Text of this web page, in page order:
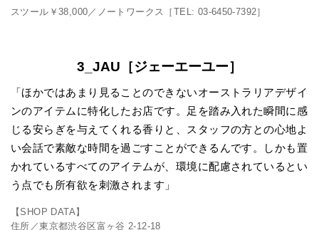
スツール￥38,000／ノートワークス［TEL: 03-6450-7392］
3_JAU［ジェーエーユー］
「ほかではあまり見ることのできないオーストラリアデザイ
ンのアイテムに特化したお店です。足を踏み入れた瞬間に感
じる安らぎを与えてくれる香りと、スタッフの方との心地よ
い会話で素敵な時間を過ごすことができるんです。しかも置
かれているすべてのアイテムが、環境に配慮されているとい
う点でも所有欲を刺激されます」
【SHOP DATA】
住所／東京都渋谷区富ヶ谷 2-12-18